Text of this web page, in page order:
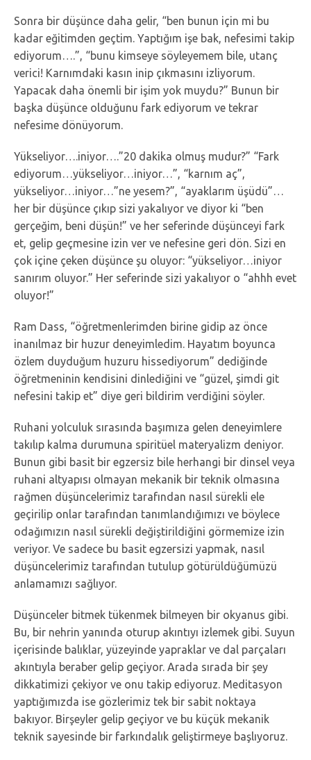
Sonra bir düşünce daha gelir, “ben bunun için mi bu
kadar eğitimden geçtim. Yaptığım işe bak, nefesimi takip
ediyorum….”, “bunu kimseye söyleyemem bile, utanç
verici! Karnımdaki kasın inip çıkmasını izliyorum.
Yapacak daha önemli bir işim yok muydu?” Bunun bir
başka düşünce olduğunu fark ediyorum ve tekrar
nefesime dönüyorum.
Yükseliyor….iniyor….”20 dakika olmuş mudur?” “Fark
ediyorum…yükseliyor…iniyor…”, “karnım aç”,
yükseliyor…iniyor…”ne yesem?”, “ayaklarım üşüdü”…
her bir düşünce çıkıp sizi yakalıyor ve diyor ki “ben
gerçeğim, beni düşün!” ve her seferinde düşünceyi fark
et, gelip geçmesine izin ver ve nefesine geri dön. Sizi en
çok içine çeken düşünce şu oluyor: “yükseliyor…iniyor
sanırım oluyor.” Her seferinde sizi yakalıyor o “ahhh evet
oluyor!”
Ram Dass, “öğretmenlerimden birine gidip az önce
inanılmaz bir huzur deneyimledim. Hayatım boyunca
özlem duyduğum huzuru hissediyorum” dediğinde
öğretmeninin kendisini dinlediğini ve “güzel, şimdi git
nefesini takip et” diye geri bildirim verdiğini söyler.
Ruhani yolculuk sırasında başımıza gelen deneyimlere
takılıp kalma durumuna spiritüel materyalizm deniyor.
Bunun gibi basit bir egzersiz bile herhangi bir dinsel veya
ruhani altyapısı olmayan mekanik bir teknik olmasına
rağmen düşüncelerimiz tarafından nasıl sürekli ele
geçirilip onlar tarafından tanımlandığımızı ve böylece
odağımızın nasıl sürekli değiştirildiğini görmemize izin
veriyor. Ve sadece bu basit egzersizi yapmak, nasıl
düşüncelerimiz tarafından tutulup götürüldüğümüzü
anlamamızı sağlıyor.
Düşünceler bitmek tükenmek bilmeyen bir okyanus gibi.
Bu, bir nehrin yanında oturup akıntıyı izlemek gibi. Suyun
içerisinde balıklar, yüzeyinde yapraklar ve dal parçaları
akıntıyla beraber gelip geçiyor. Arada sırada bir şey
dikkatimizi çekiyor ve onu takip ediyoruz. Meditasyon
yaptığımızda ise gözlerimiz tek bir sabit noktaya
bakıyor. Birşeyler gelip geçiyor ve bu küçük mekanik
teknik sayesinde bir farkındalık geliştirmeye başlıyoruz.